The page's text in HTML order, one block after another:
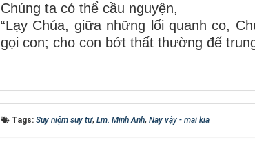
Chúng ta có thể cầu nguyện,
“Lạy Chúa, giữa những lối quanh co,
gọi con; cho con bớt thất thường để
Tags: Suy niệm suy tư, Lm. Minh Anh, Nay vậy - mai kia